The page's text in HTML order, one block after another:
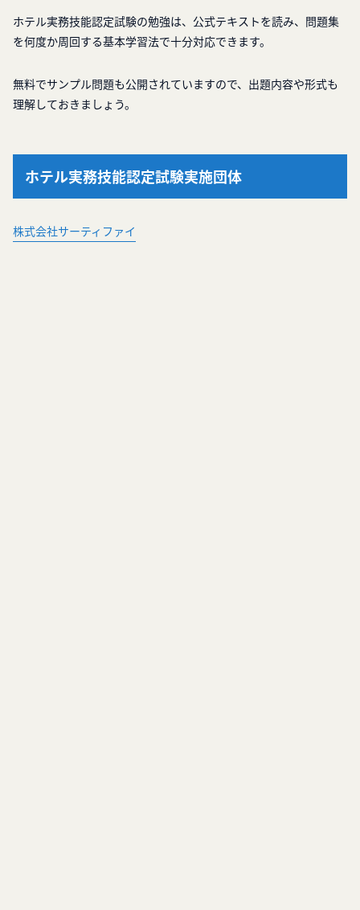
ホテル実務技能認定試験の勉強は、公式テキストを読み、問題集
を何度か周回する基本学習法で十分対応できます。
無料でサンプル問題も公開されていますので、出題内容や形式も
理解しておきましょう。
ホテル実務技能認定試験実施団体
株式会社サーティファイ